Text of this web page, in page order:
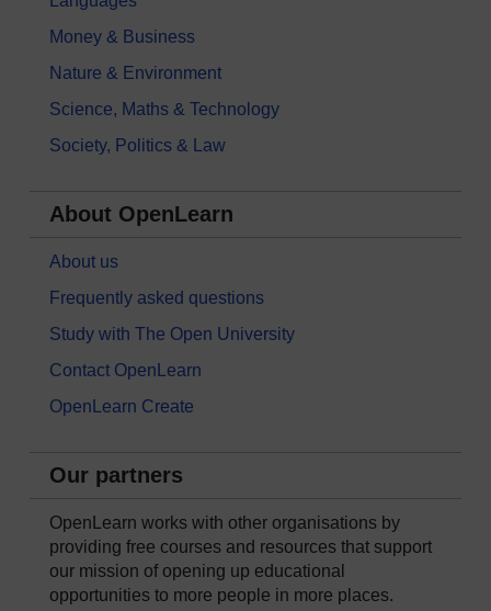
Money & Business
Nature & Environment
Science, Maths & Technology
Society, Politics & Law
About OpenLearn
About us
Frequently asked questions
Study with The Open University
Contact OpenLearn
OpenLearn Create
Our partners
OpenLearn works with other organisations by
providing free courses and resources that support
our mission of opening up educational
opportunities to more people in more places.